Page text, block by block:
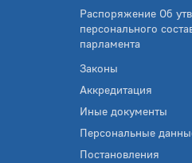
Распоряжение Об
персонального
парламента
Законы
Аккредитация
Иные документы
Персональные
Постановления